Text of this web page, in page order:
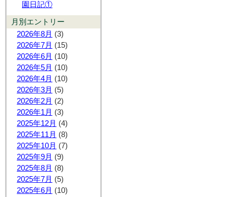
園日記①
月別エントリー
2026年8月 (3)
2026年7月 (15)
2026年6月 (10)
2026年5月 (10)
2026年4月 (10)
2026年3月 (5)
2026年2月 (2)
2026年1月 (3)
2025年12月 (4)
2025年11月 (8)
2025年10月 (7)
2025年9月 (9)
2025年8月 (8)
2025年7月 (5)
2025年6月 (10)